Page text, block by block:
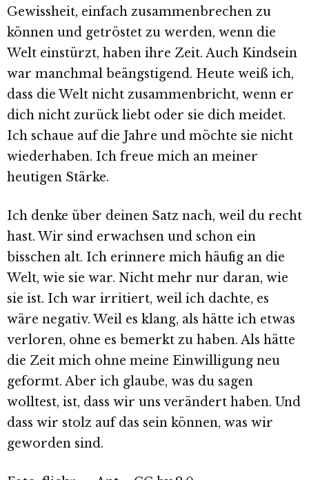
Gewissheit, einfach zusammenbrechen zu
können und getröstet zu werden, wenn die
Welt einstürzt, haben ihre Zeit. Auch Kindsein
war manchmal beängstigend. Heute weiß ich,
dass die Welt nicht zusammenbricht, wenn er
dich nicht zurück liebt oder sie dich meidet.
Ich schaue auf die Jahre und möchte sie nicht
wiederhaben. Ich freue mich an meiner
heutigen Stärke.
Ich denke über deinen Satz nach, weil du recht
hast. Wir sind erwachsen und schon ein
bisschen alt. Ich erinnere mich häufig an die
Welt, wie sie war. Nicht mehr nur daran, wie
sie ist. Ich war irritiert, weil ich dachte, es
wäre negativ. Weil es klang, als hätte ich etwas
verloren, ohne es bemerkt zu haben. Als hätte
die Zeit mich ohne meine Einwilligung neu
geformt. Aber ich glaube, was du sagen
wolltest, ist, dass wir uns verändert haben. Und
dass wir stolz auf das sein können, was wir
geworden sind.